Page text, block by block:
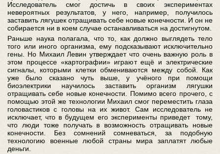
Исследователь смог достичь в своих экспериментах
невероятных результатов, у него, например, получилось
заставить лягушек отращивать себе новые конечности. И он не
собирается ни в коем случае останавливаться на достигнутом.
Раньше наука полагала, что то, как должно выглядеть тело
того или иного организма, ему подсказывают исключительно
гены. Но Михаил Левин утверждает что очень важную роль в
этом процессе «картографии» играют ещё и электрические
сигналы, которыми клетки обмениваются между собой. Как
уже было сказано чуть выше, у учёного при помощи
биоэлектрики научилось заставить организм лягушки
отращивать себе новые конечности. Помимо всего прочего, с
помощью этой же технологии Михаил смог переместить глаза
головастиков с головы на их живот. Сам исследователь не
исключает, что в будущем его эксперименты приведет тому,
что люди тоже получать в возможность отращивать новые
конечности. Без сомнений сомневаться, за подобную
технологию военные любой страны мира заплатят любые
деньги.